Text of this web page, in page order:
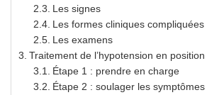
Les signes
Les formes cliniques compliquées
Les examens
Traitement de l’hypotension en
Étape 1 : prendre en charge
Étape 2 : soulager les symptômes